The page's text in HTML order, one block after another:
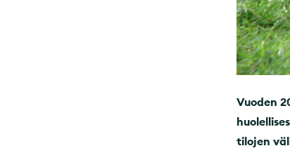
Vuoden
tilojen